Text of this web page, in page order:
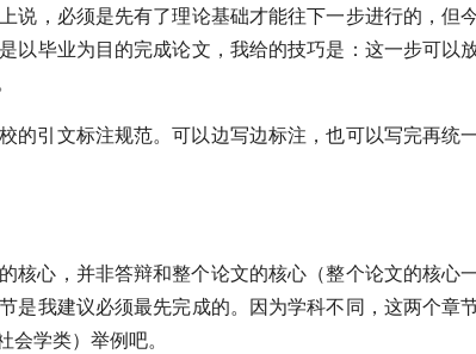
说，必须是先有了理论基础才能往下一步进行的，但
以毕业为目的完成论文，我给的技巧是：这一步可以
的引文标注规范。可以边写边标注，也可以写完再统
核心，并非答辩和整个论文的核心（整个论文的核心
是我建议必须最先完成的。因为学科不同，这两个章
学类）举例吧。